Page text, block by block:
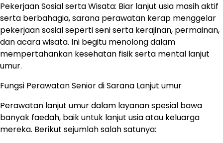
Pekerjaan Sosial serta Wisata: Biar lanjut usia masih aktif
serta berbahagia, sarana perawatan kerap menggelar
pekerjaan sosial seperti seni serta kerajinan, permainan,
dan acara wisata. Ini begitu menolong dalam
mempertahankan kesehatan fisik serta mental lanjut
umur.
Fungsi Perawatan Senior di Sarana Lanjut umur
Perawatan lanjut umur dalam layanan spesial bawa
banyak faedah, baik untuk lanjut usia atau keluarga
mereka. Berikut sejumlah salah satunya: